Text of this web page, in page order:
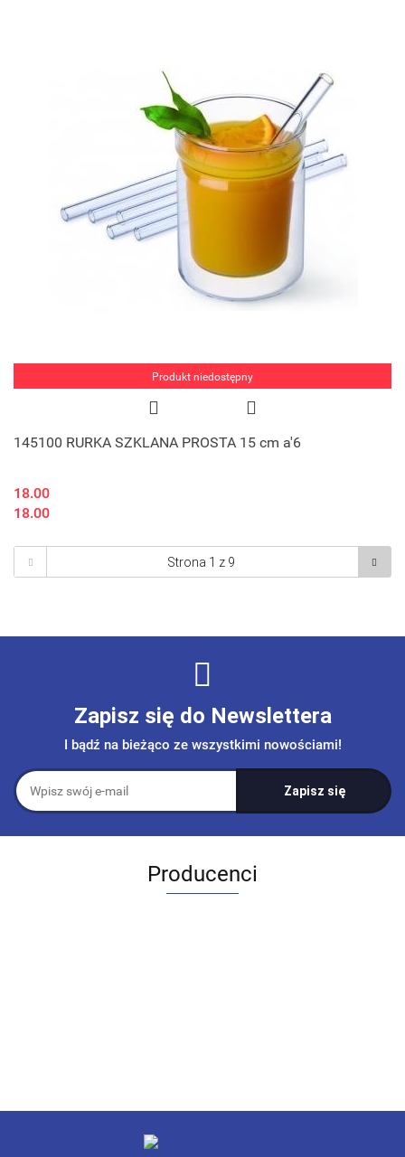
Produkt niedostępny
145100 RURKA SZKLANA PROSTA 15 cm a'6
18.00
18.00
Zapisz się do Newslettera
I bądź na bieżąco ze wszystkimi nowościami!
Producenci